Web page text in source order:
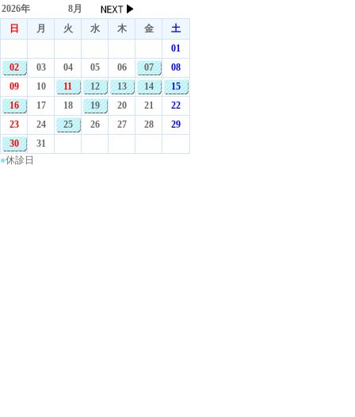
2026年
8月
日
月 火 水 木 金
土
01
02
03 04 05 06 07
08
09
10 11 12 13 14
15
16
17 18 19 20 21
22
23
24 25 26 27 28
29
30
31
●休診日